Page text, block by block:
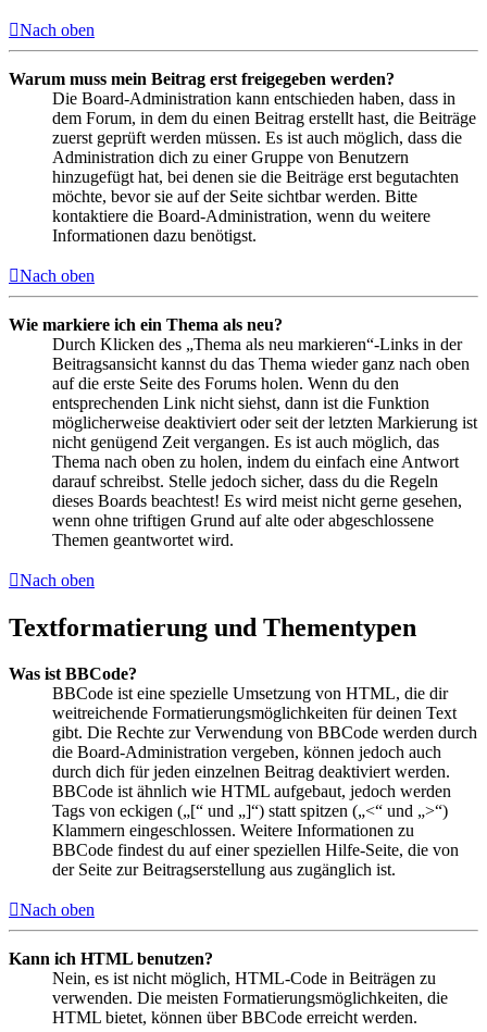
Nach oben
Warum muss mein Beitrag erst freigegeben werden?
Die Board-Administration kann entschieden haben, dass in
dem Forum, in dem du einen Beitrag erstellt hast, die Beiträge
zuerst geprüft werden müssen. Es ist auch möglich, dass die
Administration dich zu einer Gruppe von Benutzern
hinzugefügt hat, bei denen sie die Beiträge erst begutachten
möchte, bevor sie auf der Seite sichtbar werden. Bitte
kontaktiere die Board-Administration, wenn du weitere
Informationen dazu benötigst.
Nach oben
Wie markiere ich ein Thema als neu?
Durch Klicken des „Thema als neu markieren“-Links in der
Beitragsansicht kannst du das Thema wieder ganz nach oben
auf die erste Seite des Forums holen. Wenn du den
entsprechenden Link nicht siehst, dann ist die Funktion
möglicherweise deaktiviert oder seit der letzten Markierung ist
nicht genügend Zeit vergangen. Es ist auch möglich, das
Thema nach oben zu holen, indem du einfach eine Antwort
darauf schreibst. Stelle jedoch sicher, dass du die Regeln
dieses Boards beachtest! Es wird meist nicht gerne gesehen,
wenn ohne triftigen Grund auf alte oder abgeschlossene
Themen geantwortet wird.
Nach oben
Textformatierung und Thementypen
Was ist BBCode?
BBCode ist eine spezielle Umsetzung von HTML, die dir
weitreichende Formatierungsmöglichkeiten für deinen Text
gibt. Die Rechte zur Verwendung von BBCode werden durch
die Board-Administration vergeben, können jedoch auch
durch dich für jeden einzelnen Beitrag deaktiviert werden.
BBCode ist ähnlich wie HTML aufgebaut, jedoch werden
Tags von eckigen („[“ und „]“) statt spitzen („<“ und „>“)
Klammern eingeschlossen. Weitere Informationen zu
BBCode findest du auf einer speziellen Hilfe-Seite, die von
der Seite zur Beitragserstellung aus zugänglich ist.
Nach oben
Kann ich HTML benutzen?
Nein, es ist nicht möglich, HTML-Code in Beiträgen zu
verwenden. Die meisten Formatierungsmöglichkeiten, die
HTML bietet, können über BBCode erreicht werden.